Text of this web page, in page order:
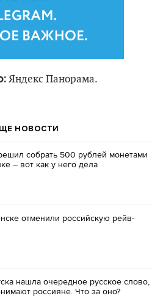
Яндекс Панорама.
НОВОСТИ
собрать 500 рублей монетами
– вот как у него дела
отменили российскую рейв-
нашла очередное русское слово,
россияне. Что за оно?